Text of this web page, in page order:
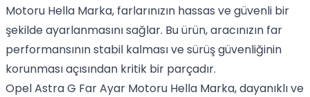
Motoru Hella Marka, farlarınızın hassas ve güvenli bir
şekilde ayarlanmasını sağlar. Bu ürün, aracınızın far
performansının stabil kalması ve sürüş güvenliğinin
korunması açısından kritik bir parçadır.
Opel Astra G Far Ayar Motoru Hella Marka, dayanıklı ve